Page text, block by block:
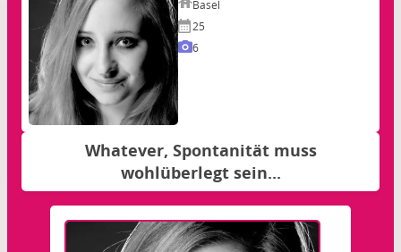
Basel
25
6
Whatever, Spontanität muss
wohlüberlegt sein...